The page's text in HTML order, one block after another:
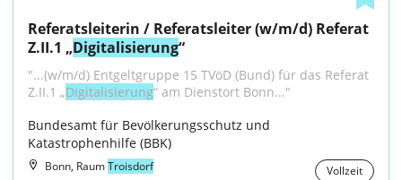
Referatsleiterin / Referatsleiter (w/m/d) Referat
Z.II.1 „Digitalisierung“
"...(w/m/d) Entgeltgruppe 15 TVöD (Bund) für das Referat
Z.II.1 „Digitalisierung“ am Dienstort Bonn..."
Bundesamt für Bevölkerungsschutz und
Katastrophenhilfe (BBK)
Bonn, RaumTroisdorf Vollzeit